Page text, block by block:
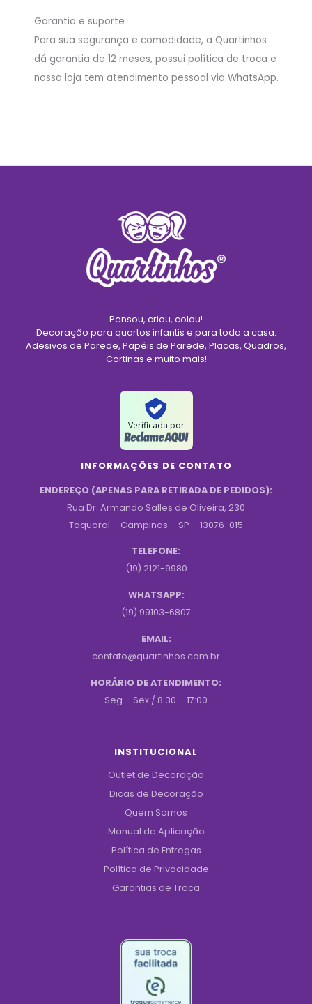
Garantia e suporte
Para sua segurança e comodidade, a Quartinhos
dá garantia de 12 meses, possui política de troca e
nossa loja tem atendimento pessoal via WhatsApp.
Pensou, criou, colou!
Decoração para quartos infantis e para toda a casa.
Adesivos de Parede, Papéis de Parede, Placas, Quadros,
Cortinas e muito mais!
Verificada por
INFORMAÇÕES DE CONTATO
ENDEREÇO (APENAS PARA RETIRADA DE PEDIDOS):
Rua Dr. Armando Salles de Oliveira, 230
Taquaral – Campinas – SP – 13076-015
TELEFONE:
(19) 2121-9980
WHATSAPP:
(19) 99103-6807
EMAIL:
contato@quartinhos.com.br
HORÁRIO DE ATENDIMENTO:
Seg – Sex / 8:30 – 17:00
INSTITUCIONAL
Outlet de Decoração
Dicas de Decoração
Quem Somos
Manual de Aplicação
Política de Entregas
Política de Privacidade
Garantias de Troca